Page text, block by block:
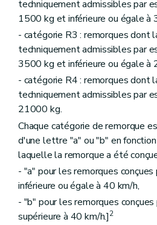
techniquement admissibles par
1500 kg et inférieure ou égale à
- catégorie R3 : remorques dont
techniquement admissibles par
3500 kg et inférieure ou égale à
- catégorie R4 : remorques dont
techniquement admissibles par
21000 kg.
Chaque catégorie de remorque
d'une lettre "a" ou "b" en
laquelle la remorque a été
- "a" pour les remorques
inférieure ou égale à 40 km/h,
- "b" pour les remorques
supérieure à 40 km/h.]2